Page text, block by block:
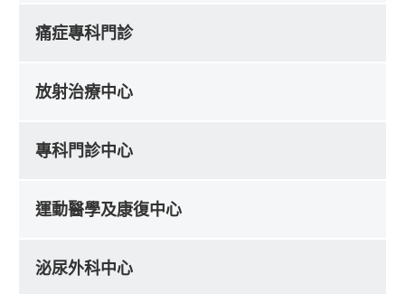
痛症專科門診
放射治療中心
專科門診中心
運動醫學及康復中心
泌尿外科中心